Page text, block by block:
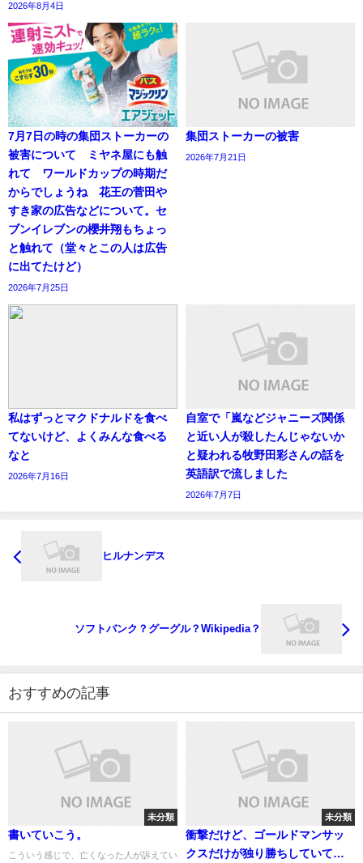
2026年8月4日
7月7日の時の集団ストーカーの
被害について ミヤネ屋にも触
れて ワールドカップの時期だ
からでしょうね 花王の菅田や
すき家の広告などについて。セ
ブンイレブンの櫻井翔もちょっ
と触れて（堂々とこの人は広告
に出てたけど）
2026年7月25日
集団ストーカーの被害
2026年7月21日
私はずっとマクドナルドを食べ
てないけど、よくみんな食べる
なと
2026年7月16日
自室で「嵐などジャニーズ関係
と近い人が殺したんじゃないか
と疑われる牧野田彩さんの話を
英語訳で流しました
2026年7月7日
ヒルナンデス
ソフトバンク？グーグル？Wikipedia？
おすすめの記事
未分類
書いていこう。
こういう感じで、亡くなった人が訴えてい
未分類
衝撃だけど、ゴールドマンサッ
クスだけが独り勝ちしていて、